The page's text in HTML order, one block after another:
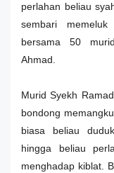
perlahan beliau
sembari
bersama 50
Ahmad.
Murid Syekh
bondong
biasa beliau
hingga beliau
menghadap kiblat.